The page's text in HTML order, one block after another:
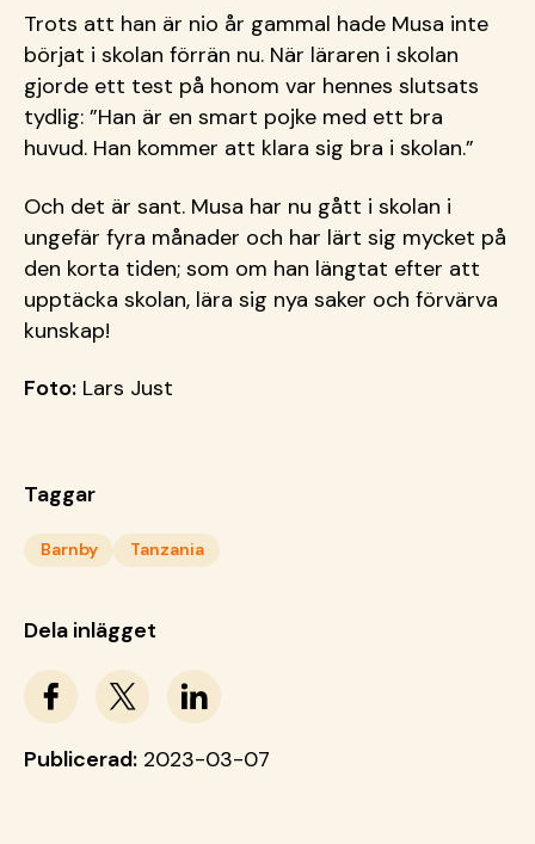
Trots att han är nio år gammal hade Musa inte
börjat i skolan förrän nu. När läraren i skolan
gjorde ett test på honom var hennes slutsats
tydlig: ”Han är en smart pojke med ett bra
huvud. Han kommer att klara sig bra i skolan.”
Och det är sant. Musa har nu gått i skolan i
ungefär fyra månader och har lärt sig mycket på
den korta tiden; som om han längtat efter att
upptäcka skolan, lära sig nya saker och förvärva
kunskap!
Foto: Lars Just
Taggar
Barnby Tanzania
Dela inlägget
Publicerad: 2023-03-07